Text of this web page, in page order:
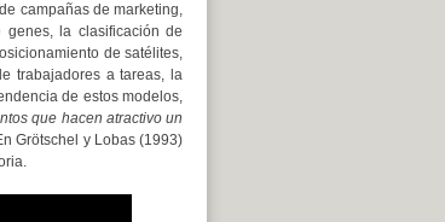
campañas de marketing,
genes, la clasificación de
de satélites,
trabajadores a tareas, la
de estos modelos,
que hacen atractivo un
Grötschel y Lobas (1993)